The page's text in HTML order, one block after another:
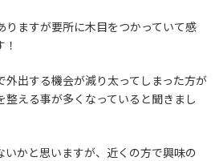
りますが要所に木目をつかっていて感
外出する機会が減り太ってしまった方が
整える事が多くなっていると聞きまし
いかと思いますが、近くの方で興味の